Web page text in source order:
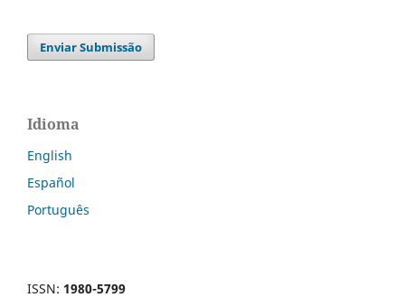
Enviar Submissão
Idioma
English
Español
Português
ISSN: 1980-5799